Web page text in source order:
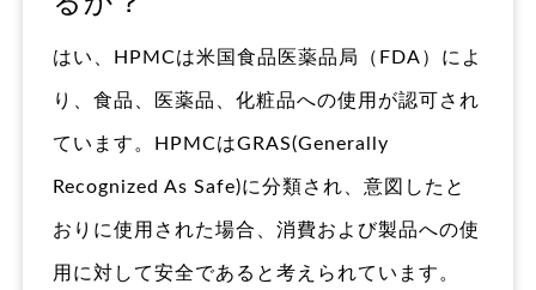
はい、HPMCは米国食品医薬品局（FDA）によ
り、食品、医薬品、化粧品への使用が認可され
ています。HPMCはGRAS(Generally
Recognized As Safe)に分類され、意図したと
おりに使用された場合、消費および製品への使
用に対して安全であると考えられています。